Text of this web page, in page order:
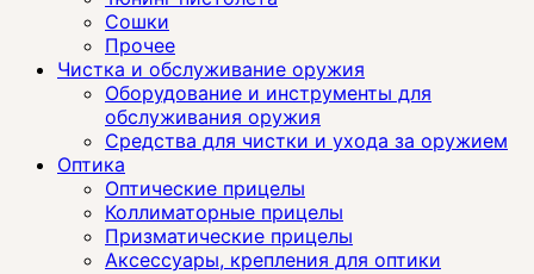
Сошки
Прочее
Чистка и обслуживание оружия
Оборудование и инструменты для
обслуживания оружия
Средства для чистки и ухода за оружием
Оптика
Оптические прицелы
Коллиматорные прицелы
Призматические прицелы
Аксессуары, крепления для оптики